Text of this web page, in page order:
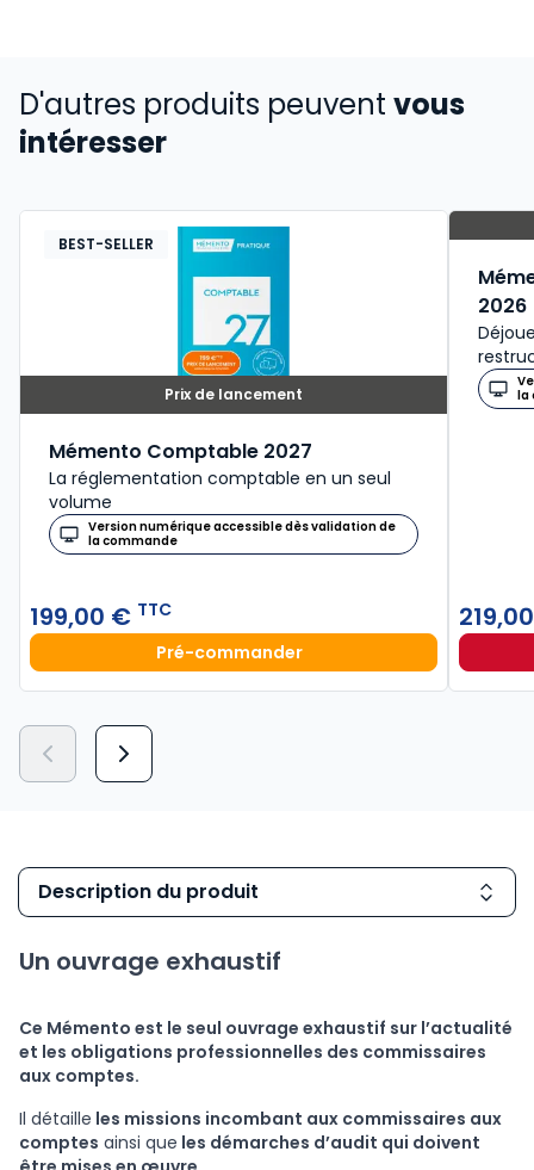
D'autres produits peuvent vous
intéresser
Prix de lancement
BEST-SELLER
Mémento Comptable 2027
La réglementation comptable en un seul
volume
Version numérique accessible dès validation de
la commande
199,00 € TTC
Pré-commanderMémento Comptable 2027 à
2026
la
Description du produit
Un ouvrage exhaustif
Ce Mémento est le seul ouvrage exhaustif sur l’actualité
et les obligations professionnelles des commissaires
aux comptes.
Il détaille les missions incombant aux commissaires aux
comptes ainsi que les démarches d’audit qui doivent